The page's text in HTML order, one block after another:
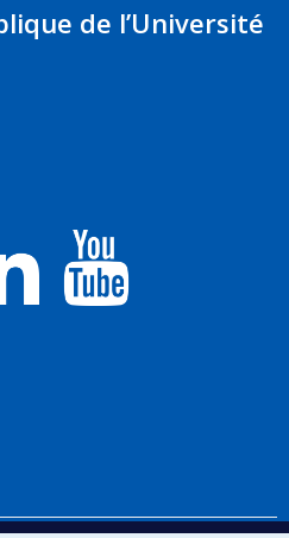
sanguins. Dr Trottier est
fonds de recherche et de
IRSC et du FRQS.
de l’Université